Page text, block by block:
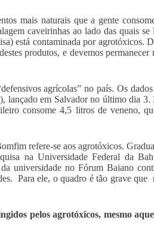
mais naturais que a gente
caveirinhas ao lado das quais
está contaminada por agrotóxicos.
produtos, e devemos
agrícolas” no país. Os
lançado em Salvador no último dia 3.
consome 4,5 litros de veneno,
refere-se aos agrotóxicos.
na Universidade Federal da
universidade no Fórum Baiano
Para ele, o quadro é tão grave que
pelos agrotóxicos, mesmo